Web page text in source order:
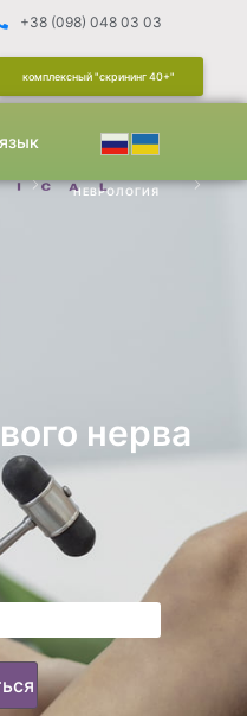
+38 (098) 048 03 03
комплексный "скрининг 40+"
НЕВРОЛОГИЯ
нерва